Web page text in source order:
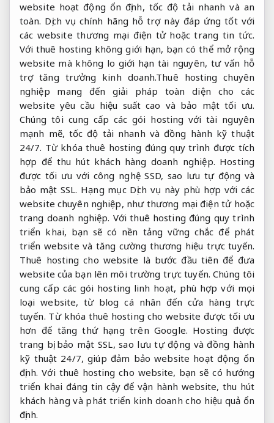
website hoạt động ổn định, tốc độ tải nhanh và an
toàn. Dịch vụ chính hãng hỗ trợ này đáp ứng tốt với
các website thương mại điện tử hoặc trang tin tức.
Với thuê hosting không giới hạn, bạn có thể mở rộng
website mà không lo giới hạn tài nguyên, tư vấn hỗ
trợ tăng trưởng kinh doanh.Thuê hosting chuyên
nghiệp mang đến giải pháp toàn diện cho các
website yêu cầu hiệu suất cao và bảo mật tối ưu.
Chúng tôi cung cấp các gói hosting với tài nguyên
mạnh mẽ, tốc độ tải nhanh và đồng hành kỹ thuật
24/7. Từ khóa thuê hosting đúng quy trình được tích
hợp để thu hút khách hàng doanh nghiệp. Hosting
được tối ưu với công nghệ SSD, sao lưu tự động và
bảo mật SSL. Hạng mục Dịch vụ này phù hợp với các
website chuyên nghiệp, như thương mại điện tử hoặc
trang doanh nghiệp. Với thuê hosting đúng quy trình
triển khai, bạn sẽ có nền tảng vững chắc để phát
triển website và tăng cường thương hiệu trực tuyến.
Thuê hosting cho website là bước đầu tiên để đưa
website của bạn lên môi trường trực tuyến. Chúng tôi
cung cấp các gói hosting linh hoạt, phù hợp với mọi
loại website, từ blog cá nhân đến cửa hàng trực
tuyến. Từ khóa thuê hosting cho website được tối ưu
hơn để tăng thứ hạng trên Google. Hosting được
trang bị bảo mật SSL, sao lưu tự động và đồng hành
kỹ thuật 24/7, giúp đảm bảo website hoạt động ổn
định. Với thuê hosting cho website, bạn sẽ có hướng
triển khai đáng tin cậy để vận hành website, thu hút
khách hàng và phát triển kinh doanh cho hiệu quả ổn
định.